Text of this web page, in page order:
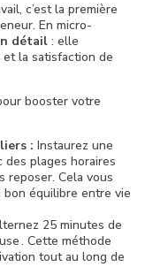
c’est la première
En micro-
détail : elle
la satisfaction de
booster votre
: Instaurez une
des plages horaires
reposer. Cela vous
équilibre entre vie
25 minutes de
. Cette méthode
tout au long de